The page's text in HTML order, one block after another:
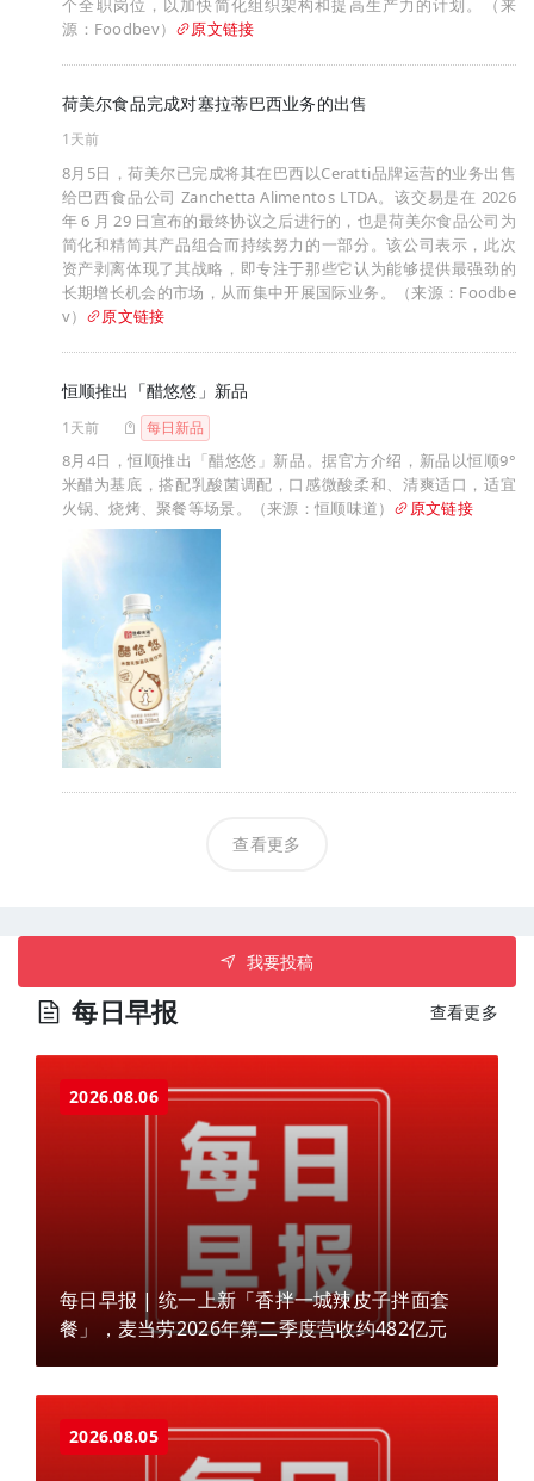
个全职岗位，以加快简化组织架构和提高生产力的计划。（来
源：Foodbev）
原文链接
荷美尔食品完成对塞拉蒂巴西业务的出售
1天前
8月5日，荷美尔已完成将其在巴西以Ceratti品牌运营的业务出售
给巴西食品公司 Zanchetta Alimentos LTDA。该交易是在 2026
年 6 月 29 日宣布的最终协议之后进行的，也是荷美尔食品公司为
简化和精简其产品组合而持续努力的一部分。该公司表示，此次
资产剥离体现了其战略，即专注于那些它认为能够提供最强劲的
长期增长机会的市场，从而集中开展国际业务。（来源：Foodbe
v）
原文链接
恒顺推出「醋悠悠」新品
1天前 每日新品
8月4日，恒顺推出「醋悠悠」新品。据官方介绍，新品以恒顺9°
米醋为基底，搭配乳酸菌调配，口感微酸柔和、清爽适口，适宜
火锅、烧烤、聚餐等场景。（来源：恒顺味道）
原文链接
查看更多
我要投稿
每日早报 查看更多
2026.08.06
每日早报 | 统一上新「香拌一城辣皮子拌面套
餐」，麦当劳2026年第二季度营收约482亿元
2026.08.05